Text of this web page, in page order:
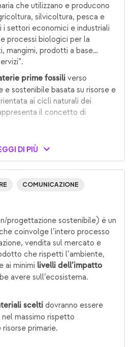
che utilizzano e producono
silvicoltura, pesca e
settori economici e industriali
processi biologici per la
mangimi, prodotti a base
prime fossili verso
e sostenibile basata su risorse e
ai cicli naturali dei
il concetto di
DI PIÙ
COMUNICAZIONE
progettazione sostenibile) è un
coinvolge l’intero processo
vendita sul mercato e
che rispetti l’ambiente,
ai minimi livelli dell’impatto
avere sull’ecosistema.
scelti dovranno essere
massimo rispetto
primarie.